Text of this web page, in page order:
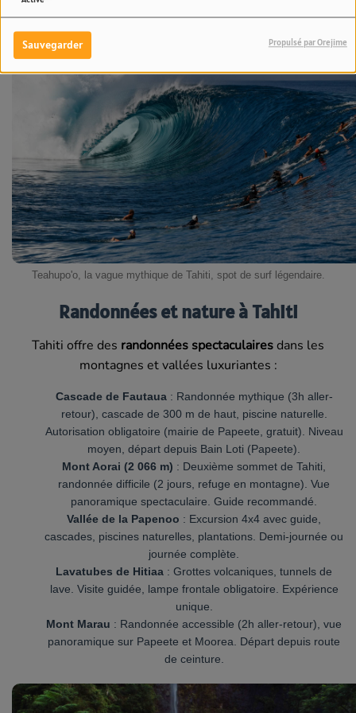
Sauvegarder Propulsé par Orejime
Teahupo'o, la vague mythique de Tahiti, spot de surf légendaire.
Randonnées et nature à Tahiti
Tahiti offre des randonnées spectaculairesdans les
montagnes et vallées luxuriantes :
Cascade de Fautaua: Randonnée mythique (3h aller-
retour), cascade de 300 m de haut, piscine naturelle.
Autorisation obligatoire (mairie de Papeete, gratuit). Niveau
moyen, départ depuis Bain Loti (Papeete).
Mont Aorai (2 066 m) : Deuxième sommet de Tahiti,
randonnée difficile (2 jours, refuge en montagne). Vue
panoramique spectaculaire. Guide recommandé.
Vallée de la Papenoo : Excursion 4x4 avec guide,
cascades, piscines naturelles, plantations. Demi-journée ou
journée complète.
Lavatubes de Hitiaa : Grottes volcaniques, tunnels de
lave. Visite guidée, lampe frontale obligatoire. Expérience
unique.
Mont Marau : Randonnée accessible (2h aller-retour), vue
panoramique sur Papeete et Moorea. Départ depuis route
de ceinture.